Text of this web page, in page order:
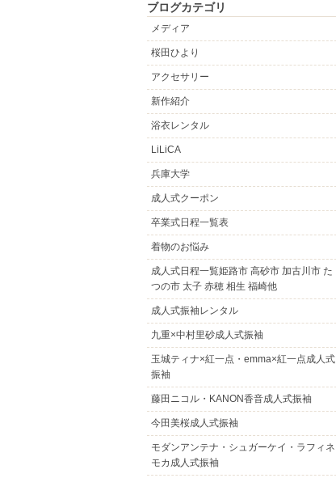
ブログカテゴリ
メディア
桜田ひより
アクセサリー
新作紹介
浴衣レンタル
LiLiCA
兵庫大学
成人式クーポン
卒業式日程一覧表
着物のお悩み
成人式日程一覧姫路市 高砂市 加古川市 た
つの市 太子 赤穂 相生 福崎他
成人式振袖レンタル
九重×中村里砂成人式振袖
玉城ティナ×紅一点・emma×紅一点成人式
振袖
藤田ニコル・KANON香音成人式振袖
今田美桜成人式振袖
モダンアンテナ・シュガーケイ・ラフィネ
モカ成人式振袖